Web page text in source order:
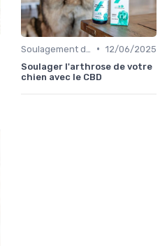
• 12/06/2025
Soulager l'arthrose de votre
chien avec le CBD